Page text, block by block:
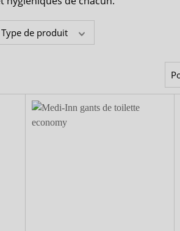
Type de produit